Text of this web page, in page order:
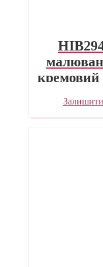
кремовий
Залишити